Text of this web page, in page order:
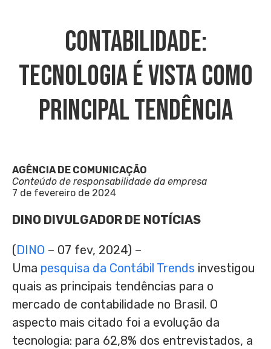
Contabilidade:
Tecnologia É Vista Como
Principal Tendência
AGÊNCIA DE COMUNICAÇÃO
Conteúdo de responsabilidade da empresa
7 de fevereiro de 2024
DINO DIVULGADOR DE NOTÍCIAS
(DINO – 07 fev, 2024) –
Uma pesquisa da Contábil Trends investigou
quais as principais tendências para o
mercado de contabilidade no Brasil. O
aspecto mais citado foi a evolução da
tecnologia: para 62,8% dos entrevistados, a